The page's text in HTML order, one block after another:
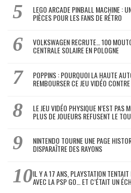
LEGO ARCADE PINBALL MACHINE :
PIÈCES POUR LES FANS DE RÉTRO
VOLKSWAGEN RECRUTE… 100
CENTRALE SOLAIRE EN POLOGNE
POPPINS : POURQUOI LA HAUTE
REMBOURSER CE JEU VIDÉO
LE JEU VIDÉO PHYSIQUE N’EST PAS
PLUS DE JOUEURS REFUSENT LE
NINTENDO TOURNE UNE PAGE
DISPARAÎTRE DES RAYONS
IL Y A 17 ANS, PLAYSTATION
AVEC LA PSP GO… ET C’ÉTAIT UN